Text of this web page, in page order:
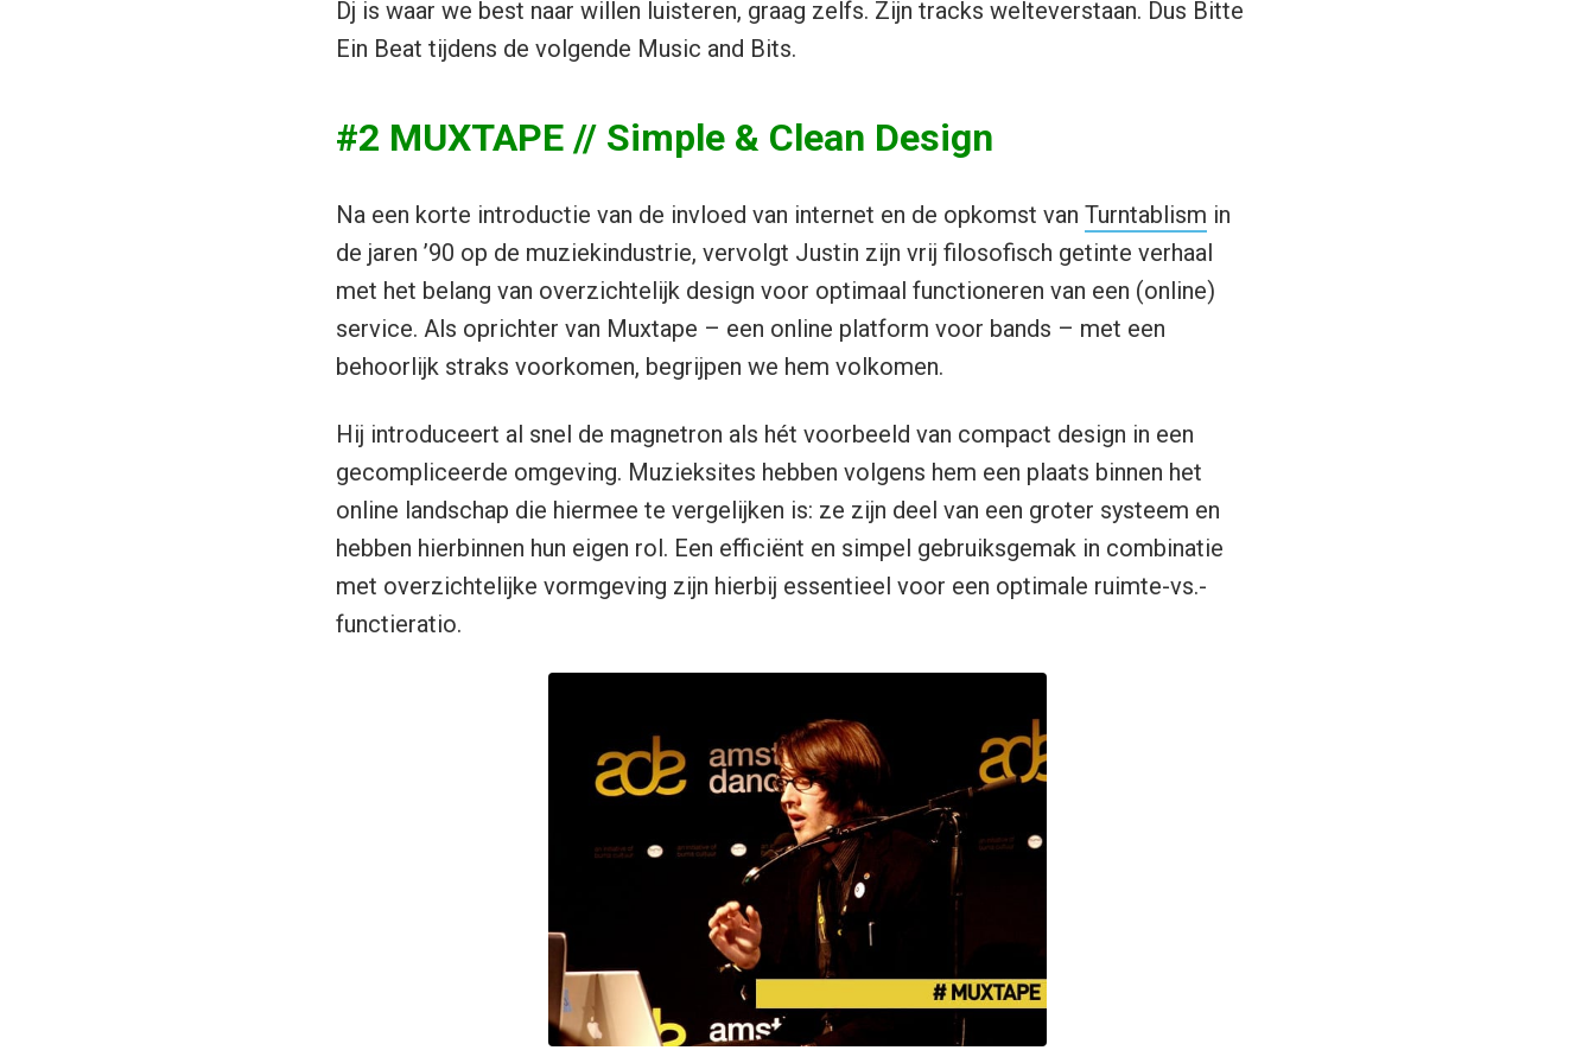
Dj is waar we best naar willen luisteren, graag zelfs. Zijn tracks welteverstaan. Dus Bitte
Ein Beat tijdens de volgende Music and Bits.
#2 MUXTAPE // Simple & Clean Design
Na een korte introductie van de invloed van internet en de opkomst van Turntablism in
de jaren ’90 op de muziekindustrie, vervolgt Justin zijn vrij filosofisch getinte verhaal
met het belang van overzichtelijk design voor optimaal functioneren van een (online)
service. Als oprichter van Muxtape – een online platform voor bands – met een
behoorlijk straks voorkomen, begrijpen we hem volkomen.
Hij introduceert al snel de magnetron als hét voorbeeld van compact design in een
gecompliceerde omgeving. Muzieksites hebben volgens hem een plaats binnen het
online landschap die hiermee te vergelijken is: ze zijn deel van een groter systeem en
hebben hierbinnen hun eigen rol. Een efficiënt en simpel gebruiksgemak in combinatie
met overzichtelijke vormgeving zijn hierbij essentieel voor een optimale ruimte-vs.-
functieratio.